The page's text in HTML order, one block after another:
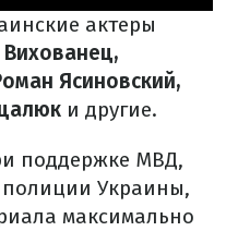
актеры
Ясиновский,
и другие.
поддержке МВД,
Украины,
максимально